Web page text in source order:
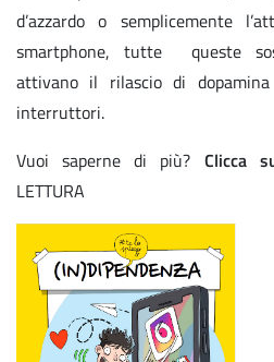
d’azzardo o semplicemente
smartphone, tutte queste
attivano il rilascio di
interruttori.
Vuoi saperne di più? Clicca
LETTURA